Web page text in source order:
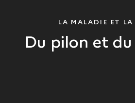
LA MALADIE ET LA
Du pilon et